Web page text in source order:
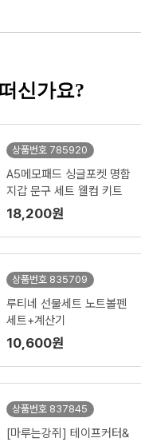
신가요?
상품번호 785920
A5메모패드 싱글포켓 명함
지갑 문구 세트 웰컴 키트
18,200원
상품번호 835709
루티네 선물세트 노트볼펜
세트+계산기
10,600원
상품번호 837845
[마루는강쥐] 테이프커터&